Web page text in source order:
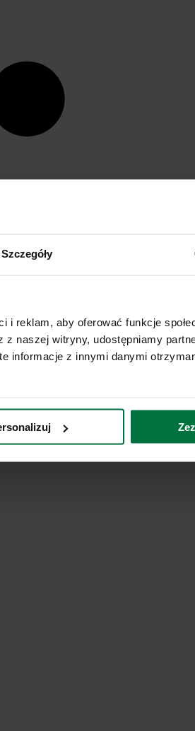
Szczegóły
reklam, aby oferować funkcje
naszej witryny, udostępniamy
informacje z innymi danymi